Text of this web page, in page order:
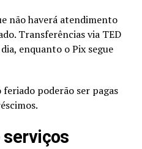
não haverá atendimento
Transferências via TED
enquanto o Pix segue
poderão ser pagas
serviços